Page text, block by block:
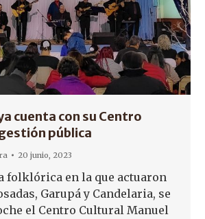
cuenta con su Centro
pública
20 junio, 2023
folklórica en la que actuaron
Garupá y Candelaria, se
el Centro Cultural Manuel